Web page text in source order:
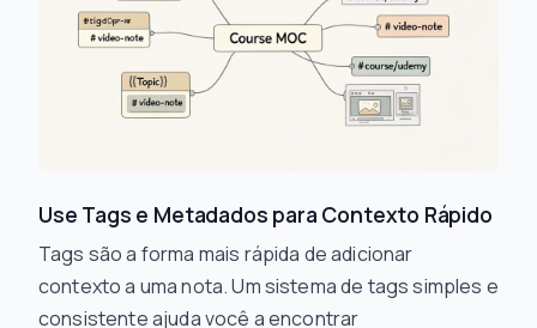
Use Tags e Metadados para Contexto Rápido
Tags são a forma mais rápida de adicionar
contexto a uma nota. Um sistema de tags simples e
consistente ajuda você a encontrar